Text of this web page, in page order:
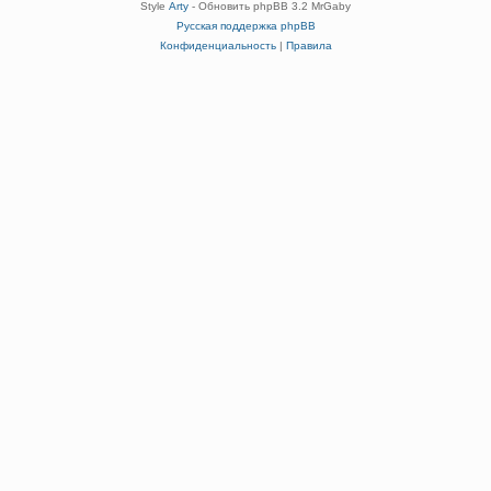
Style Arty - Обновить phpBB 3.2 MrGaby
Русская поддержка phpBB
Конфиденциальность| Правила